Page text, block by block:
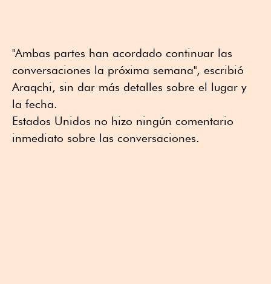
"Ambas partes han acordado continuar las
conversaciones la próxima semana", escribió
Araqchi, sin dar más detalles sobre el lugar y
la fecha.
Estados Unidos no hizo ningún comentario
inmediato sobre las conversaciones.